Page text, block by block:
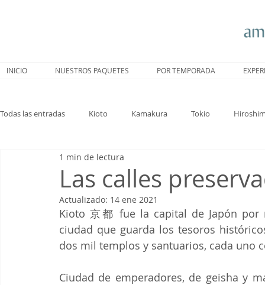
INICIO NUESTROS PAQUETES POR TEMPORADA
Todas las entradas Kioto Kamakura Tokio
Trenes Hakone
Las calles
1 min de lectura
Actualizado: 14 ene 2021
Kioto 京都 fue la capital de Japón
ciudad que guarda los tesoros
dos mil templos y santuarios, cada uno
Ciudad de emperadores, de geisha y